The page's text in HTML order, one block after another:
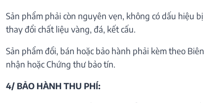
Sản phẩm phải còn nguyên vẹn, không có dấu hiệu bị
thay đổi chất liệu vàng, đá, kết cấu.
Sản phẩm đổi, bán hoặc bảo hành phải kèm theo Biên
nhận hoặc Chứng thư bảo tín.
4/ BẢO HÀNH THU PHÍ: